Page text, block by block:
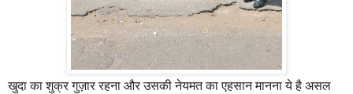
खुदा का शुक्र गुज़ार रहना और उसकी नेयमत का एहसान मानना ये है असल